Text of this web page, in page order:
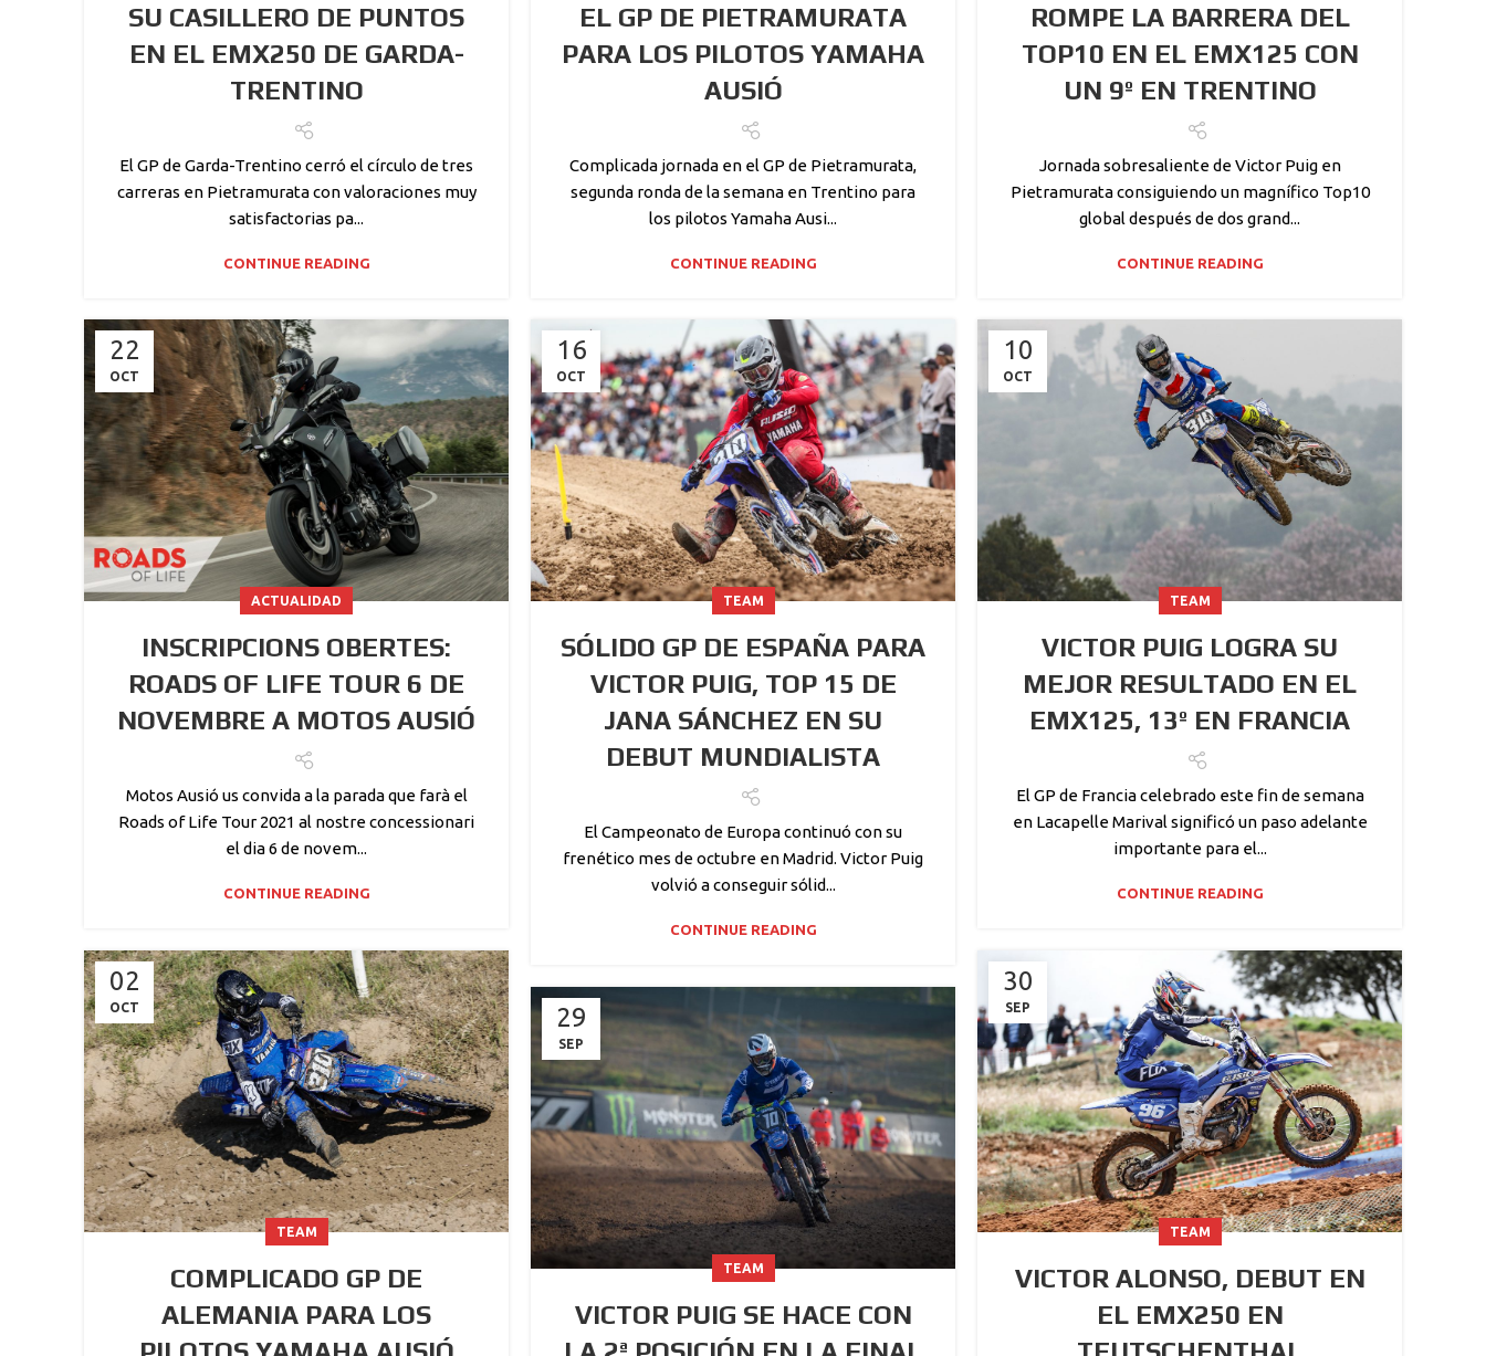
SU CASILLERO DE PUNTOS
EN EL EMX250 DE GARDA-
TRENTINO
El GP de Garda-Trentino cerró el círculo de tres
carreras en Pietramurata con valoraciones muy
satisfactorias pa...
CONTINUE READING
EL GP DE PIETRAMURATA
PARA LOS PILOTOS YAMAHA
AUSIÓ
Complicada jornada en el GP de Pietramurata,
segunda ronda de la semana en Trentino para
los pilotos Yamaha Ausi...
CONTINUE READING
ROMPE LA BARRERA DEL
TOP10 EN EL EMX125 CON
UN 9º EN TRENTINO
Jornada sobresaliente de Victor Puig en
Pietramurata consiguiendo un magnífico Top10
global después de dos grand...
CONTINUE READING
22
OCT
ACTUALIDAD
INSCRIPCIONS OBERTES:
ROADS OF LIFE TOUR 6 DE
NOVEMBRE A MOTOS AUSIÓ
Motos Ausió us convida a la parada que farà el
Roads of Life Tour 2021 al nostre concessionari
el dia 6 de novem...
CONTINUE READING
16
OCT
TEAM
SÓLIDO GP DE ESPAÑA PARA
VICTOR PUIG, TOP 15 DE
JANA SÁNCHEZ EN SU
DEBUT MUNDIALISTA
El Campeonato de Europa continuó con su
frenético mes de octubre en Madrid. Victor Puig
volvió a conseguir sólid...
CONTINUE READING
10
OCT
TEAM
VICTOR PUIG LOGRA SU
MEJOR RESULTADO EN EL
EMX125, 13º EN FRANCIA
El GP de Francia celebrado este fin de semana
en Lacapelle Marival significó un paso adelante
importante para el...
CONTINUE READING
02
OCT
TEAM
COMPLICADO GP DE
ALEMANIA PARA LOS
30
SEP
TEAM
VICTOR ALONSO, DEBUT EN
EL EMX250 EN
29
SEP
TEAM
VICTOR PUIG SE HACE CON